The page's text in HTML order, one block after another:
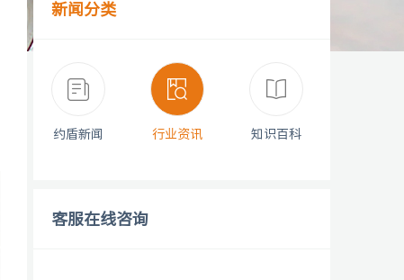
新闻分类
约盾新闻 行业资讯 知识百科
客服在线咨询